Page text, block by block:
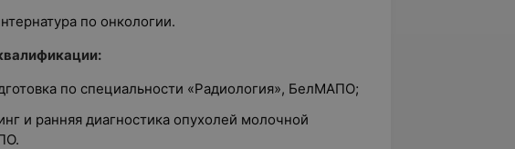
по онкологии.
по специальности «Радиология», БелМАПО;
и ранняя диагностика опухолей молочной